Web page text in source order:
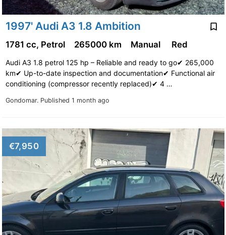
1997' Audi A3 1.8 Ambition
Gondomar. Published 1 month ago
1781 cc, Petrol 265000 km Manual Red
Audi A3 1.8 petrol 125 hp – Reliable and ready to go✔ 265,000
km✔ Up-to-date inspection and documentation✔ Functional air
conditioning (compressor recently replaced)✔ 4 …
€7,950